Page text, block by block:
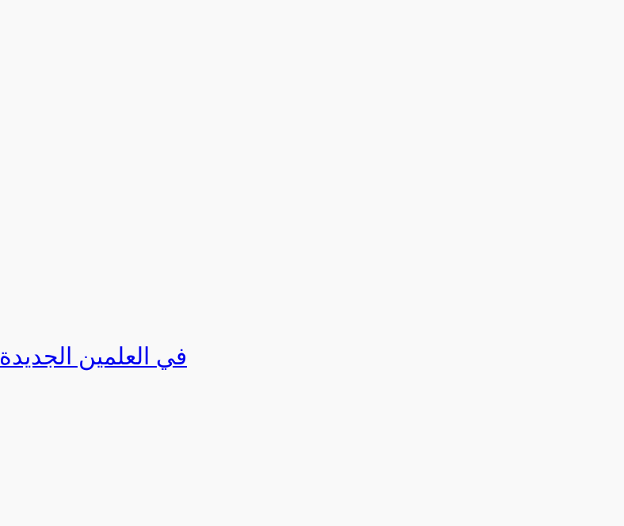
صور | مهرجان CED Sportival في العلمين الجديدة 2025